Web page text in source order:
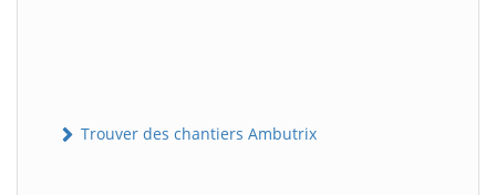
Trouver des chantiers Ambutrix